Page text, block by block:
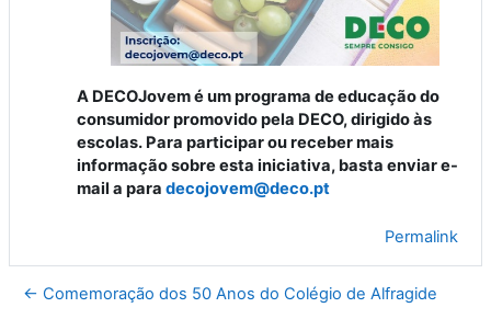
A DECOJovem é um programa de educação do
consumidor promovido pela DECO, dirigido às
escolas. Para participar ou receber mais
informação sobre esta iniciativa, basta enviar e-
mail a para decojovem@deco.pt
Permalink
← Comemoração dos 50 Anos do Colégio de Alfragide